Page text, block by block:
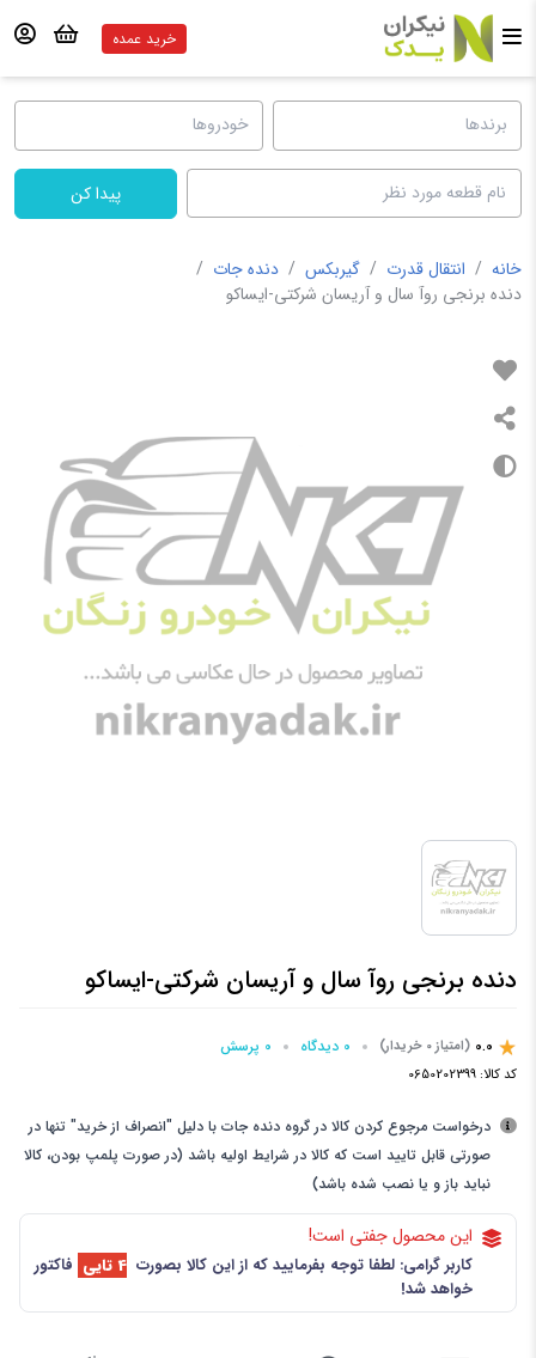
خرید عمده
پیدا کن
خانه / انتقال قدرت / گیربکس / دنده جات /
دنده برنجی روآ سال و آریسان شرکتی-ایساکو
دنده برنجی روآ سال و آریسان شرکتی-ایساکو
0.0 (امتیاز 0 خریدار) 0 دیدگاه 0 پرسش‌
کد کالا: 0650202399
درخواست مرجوع کردن کالا در گروه دنده جات با دلیل "انصراف از خرید" تنها در
صورتی قابل تایید است که کالا در شرایط اولیه باشد (در صورت پلمپ بودن، کالا
نباید باز و یا نصب شده باشد)
این محصول جفتی است!
کاربر گرامی: لطفا توجه بفرمایید که از این کالا بصورت 4 تایی
فاکتور
خواهد شد!